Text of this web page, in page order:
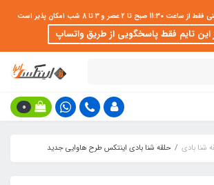
و 3 تا 8 شب امکان پذیر است
این تایم فقط پاسخگویی از طریق واتساپ
0
شنا بادی حلقه شنا بادی اینتکس طرح هاوایی جدید